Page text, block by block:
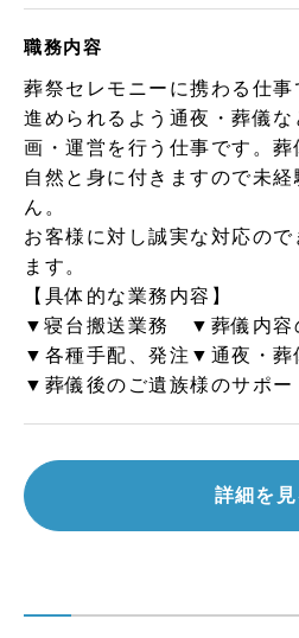
職務内容
葬祭セレモニーに携わる仕事
進められるよう通夜・葬儀
画・運営を行う仕事です。
自然と身に付きますので未
ん。
お客様に対し誠実な対応の
ます。
【具体的な業務内容】
▼寝台搬送業務 ▼葬儀内容
▼各種手配、発注▼通夜・葬
▼葬儀後のご遺族様のサポー
詳細を見